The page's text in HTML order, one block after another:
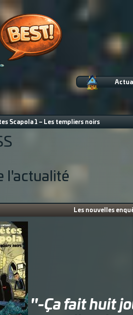
Scapola 1 – Les templiers noirs
l'actualité
Les nouvelles
"-Ça fait huit